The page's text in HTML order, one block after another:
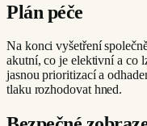
Plán péče
Na konci vyšetření
akutní, co je elektivní a co
jasnou prioritizací a
tlaku rozhodovat hned.